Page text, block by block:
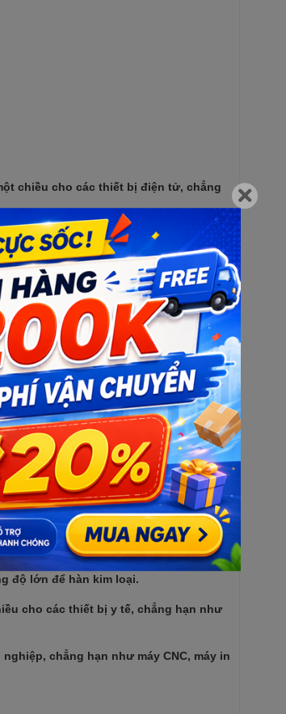
chiều cho các thiết bị điện tử, chẳng
tín hiệu vô tuyến điều biến biên độ
cho các mạch điều khiển.
nguồn điện xoay chiều từ lưới điện
sử dụng kết hợp với các linh kiện
áp và dòng điện phù hợp với yêu
sóng tín hiệu vô tuyến điều biến
dưới dạng sóng mang xoay chiều.
Sau đó, tín hiệu điều chế sẽ được tách
chiều cho các mạch điều khiển. Xung
như động cơ điện, máy bơm,...
độ lớn để hàn kim loại.
cho các thiết bị y tế, chẳng hạn như
chẳng hạn như máy CNC, máy in